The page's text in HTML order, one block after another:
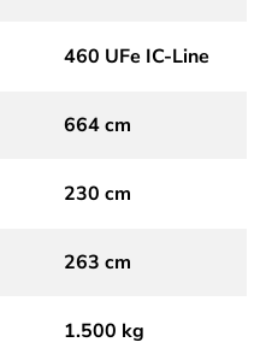
460 UFe IC-Line
664 cm
230 cm
263 cm
1.500 kg